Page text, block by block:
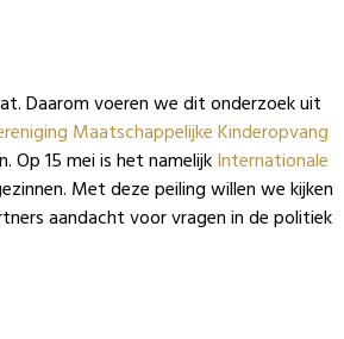
Daarom voeren we dit onderzoek uit
Maatschappelijke Kinderopvang
Op 15 mei is het namelijkInternationale
Met deze peiling willen we kijken
aandacht voor vragen in de politiek